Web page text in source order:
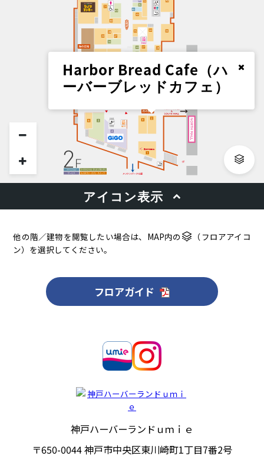
他の階／建物を閲覧したい場合は、MAP内の
（フロアアイコ
ン）を選択してください。
フロアガイド
神戸ハーバーランドｕｍｉｅ
〒650-0044神戸市中央区東川崎町1丁目7番2号